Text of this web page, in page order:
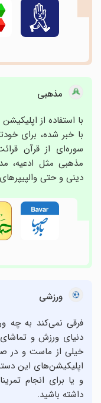
مذهبی
با استفاده از
با خبر شده، برای
سوره‌ای از قرآن
مذهبی مثل ادعیه،
دینی و حتی
ورزشی
فرقی نمی‌کند به چه
دنیای ورزش و
خیلی از ماست و در
اپلیکیشن‌های این
و یا برای انجام
داشته باشید.